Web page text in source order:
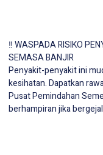
‼️ WASPADA RISIKO
SEMASA BANJIR
Penyakit-penyakit ini
kesihatan. Dapatkan
Pusat Pemindahan
berhampiran jika